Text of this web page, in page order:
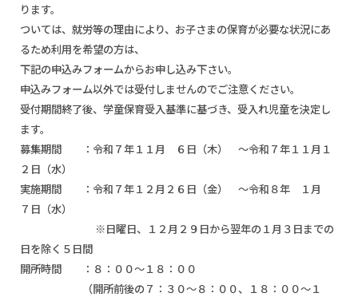
ります。
ついては、就労等の理由により、お子さまの保育が必要な状況にあ
るため利用を希望の方は、
下記の申込みフォームからお申し込み下さい。
申込みフォーム以外では受付しませんのでご注意ください。
受付期間終了後、学童保育受入基準に基づき、受入れ児童を決定し
ます。
募集期間 ：令和７年１１月 ６日（木） ～令和７年１１月１
２日（水）
実施期間 ：令和７年１２月２６日（金） ～令和８年 １月
７日（水）
※日曜日、１２月２９日から翌年の１月３日までの
日を除く５日間
開所時間 ：８：００～１８：００
（開所前後の７：３０～８：００、１８：００～１